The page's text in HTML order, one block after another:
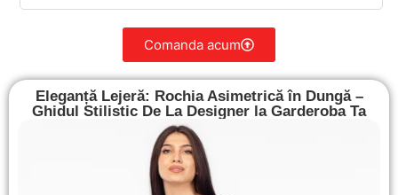
Comanda acum
Eleganță Lejeră: Rochia Asimetrică în Dungă –
Ghidul Stilistic De La Designer la Garderoba Ta